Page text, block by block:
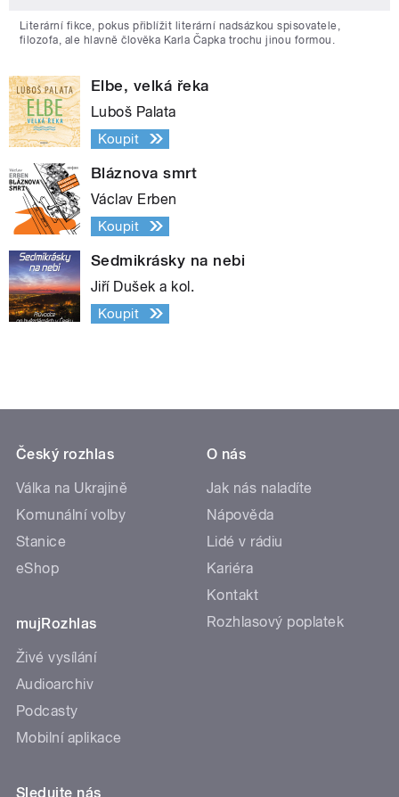
Literární fikce, pokus přiblížit literární nadsázkou spisovatele,
filozofa, ale hlavně člověka Karla Čapka trochu jinou formou.
Elbe, velká řeka
Luboš Palata
Koupit
Bláznova smrt
Václav Erben
Koupit
Sedmikrásky na nebi
Jiří Dušek a kol.
Koupit
Český rozhlas
Válka na Ukrajině
Komunální volby
Stanice
eShop
mujRozhlas
Živé vysílání
Audioarchiv
Podcasty
Mobilní aplikace
O nás
Jak nás naladíte
Nápověda
Lidé v rádiu
Kariéra
Kontakt
Rozhlasový poplatek
Sledujte nás